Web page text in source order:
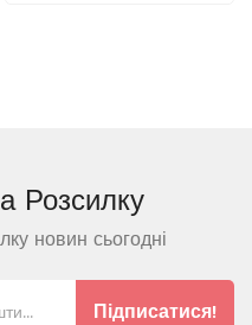
Розсилку
новин сьогодні
Підписатися!